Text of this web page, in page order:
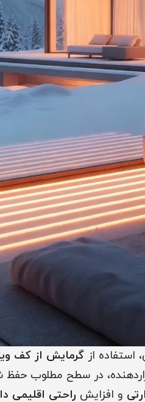
استفاده از گرمایش از کف
در سطح مطلوب حفظ
و افزایش راحتی اقلیمی